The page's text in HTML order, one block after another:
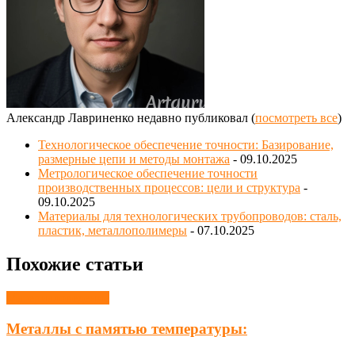
Александр Лавриненко недавно публиковал (посмотреть все)
Технологическое обеспечение точности: Базирование,
размерные цепи и методы монтажа - 09.10.2025
Метрологическое обеспечение точности
производственных процессов: цели и структура -
09.10.2025
Материалы для технологических трубопроводов: сталь,
пластик, металлополимеры - 07.10.2025
Похожие статьи
Металлы с памятью температуры: